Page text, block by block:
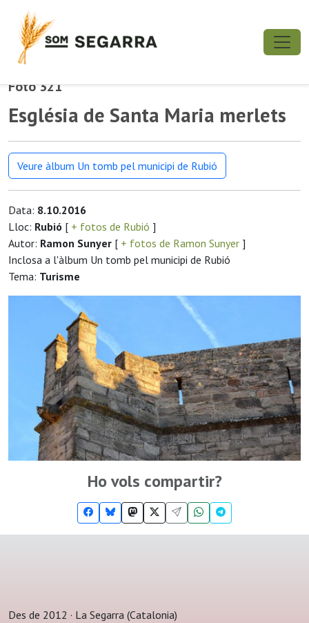
Foto 321
Església de Santa Maria merlets
Veure àlbum Un tomb pel municipi de Rubió
Data: 8.10.2016
Lloc: Rubió [ + fotos de Rubió ]
Autor: Ramon Sunyer [ + fotos de Ramon Sunyer ]
Inclosa a l'àlbum Un tomb pel municipi de Rubió
Tema: Turisme
Ho vols compartir?
Des de 2012 · La Segarra (Catalonia)